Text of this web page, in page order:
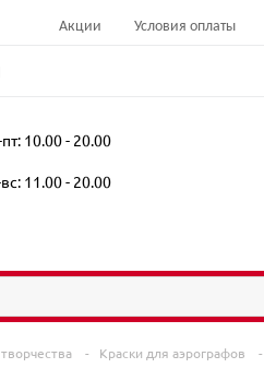
Акции Условия оплаты
10.00 - 20.00
11.00 - 20.00
- Краски для аэрографов -